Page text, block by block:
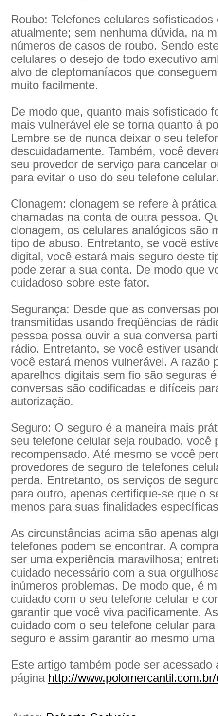
Roubo: Telefones celulares
atualmente; sem nenhuma dúvida, na
números de casos de roubo. Sendo
celulares o desejo de todo executivo
alvo de cleptomaníacos que
muito facilmente.
De modo que, quanto mais sofisticado
mais vulnerável ele se torna quanto à
Lembre-se de nunca deixar o seu
descuidadamente. Também, você
seu provedor de serviço para cancelar
para evitar o uso do seu telefone
Clonagem: clonagem se refere à
chamadas na conta de outra pessoa.
clonagem, os celulares analógicos são
tipo de abuso. Entretanto, se você
digital, você estará mais seguro deste
pode zerar a sua conta. De modo que
cuidadoso sobre este fator.
Segurança: Desde que as conversas
transmitidas usando freqüências de
pessoa possa ouvir a sua conversa
rádio. Entretanto, se você estiver
você estará menos vulnerável. A razão
aparelhos digitais sem fio são seguras
conversas são codificadas e difíceis
autorização.
Seguro: O seguro é a maneira mais
seu telefone celular seja roubado, você
recompensado. Até mesmo se você
provedores de seguro de telefones
perda. Entretanto, os serviços de
para outro, apenas certifique-se que o
menos para suas finalidades
As circunstâncias acima são apenas
telefones podem se encontrar. A
ser uma experiência maravilhosa;
cuidado necessário com a sua
inúmeros problemas. De modo que, é
cuidado com o seu telefone celular e
garantir que você viva pacificamente.
cuidado com o seu telefone celular
seguro e assim garantir ao mesmo
Este artigo também pode ser acessado
página http://